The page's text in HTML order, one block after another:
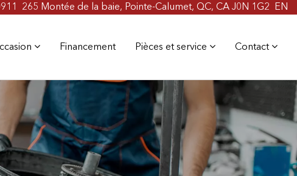
!
265 Montée de la baie, Pointe-Calumet, QC, CA J0N 1G2 EN
Financement Pièces et service Contact